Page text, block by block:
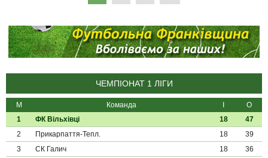
ЧЕМПІОНАТ 1 ЛІГИ
М Команда
О
1
ФК Вільхівці 18
47
2
Прикарпаття-Тепл. 18
39
3
СК Галич 18
36